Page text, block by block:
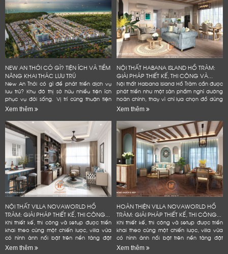
NEW AN THỚI CÓ GÌ? TIỆN ÍCH VÀ TIỀM
NĂNG KHAI THÁC LƯU TRÚ
New An Thới có gì để phát triển dịch vụ
lưu trú? Khu đô thị sở hữu nhiều tiện ích
phục vụ đời sống. Vị trí cũng thuận tiện
kết nối các điểm đến tại Nam đảo. Đây
là...
Xem thêm
NỘI THẤT HABANA ISLAND HỒ TRÀM:
GIẢI PHÁP THIẾT KẾ, THI CÔNG VÀ...
Nội thất Habana Island Hồ Tràm cần được
phát triển như một sản phẩm nghỉ dưỡng
hoàn chỉnh, thay vì chỉ lựa chọn đồ dùng
theo sở thích hoặc lấp đầy các khoảng
trống trong...
Xem thêm
NỘI THẤT VILLA NOVAWORLD HỒ
TRÀM: GIẢI PHÁP THIẾT KẾ, THI CÔNG...
Khi thiết kế, thi công và setup được triển
khai theo cùng một chiến lược, villa vừa
có hình ảnh nổi bật trên nền tảng đặt
phòng, vừa bền hơn trong quá trình vận
hành và hạn...
Xem thêm
HOÀN THIỆN VILLA NOVAWORLD HỒ
TRÀM: GIẢI PHÁP THIẾT KẾ, THI CÔNG...
Khi thiết kế, thi công và setup được triển
khai theo cùng một chiến lược, villa vừa
có hình ảnh nổi bật trên nền tảng đặt
phòng, vừa bền hơn trong quá trình vận
hành và hạn...
Xem thêm